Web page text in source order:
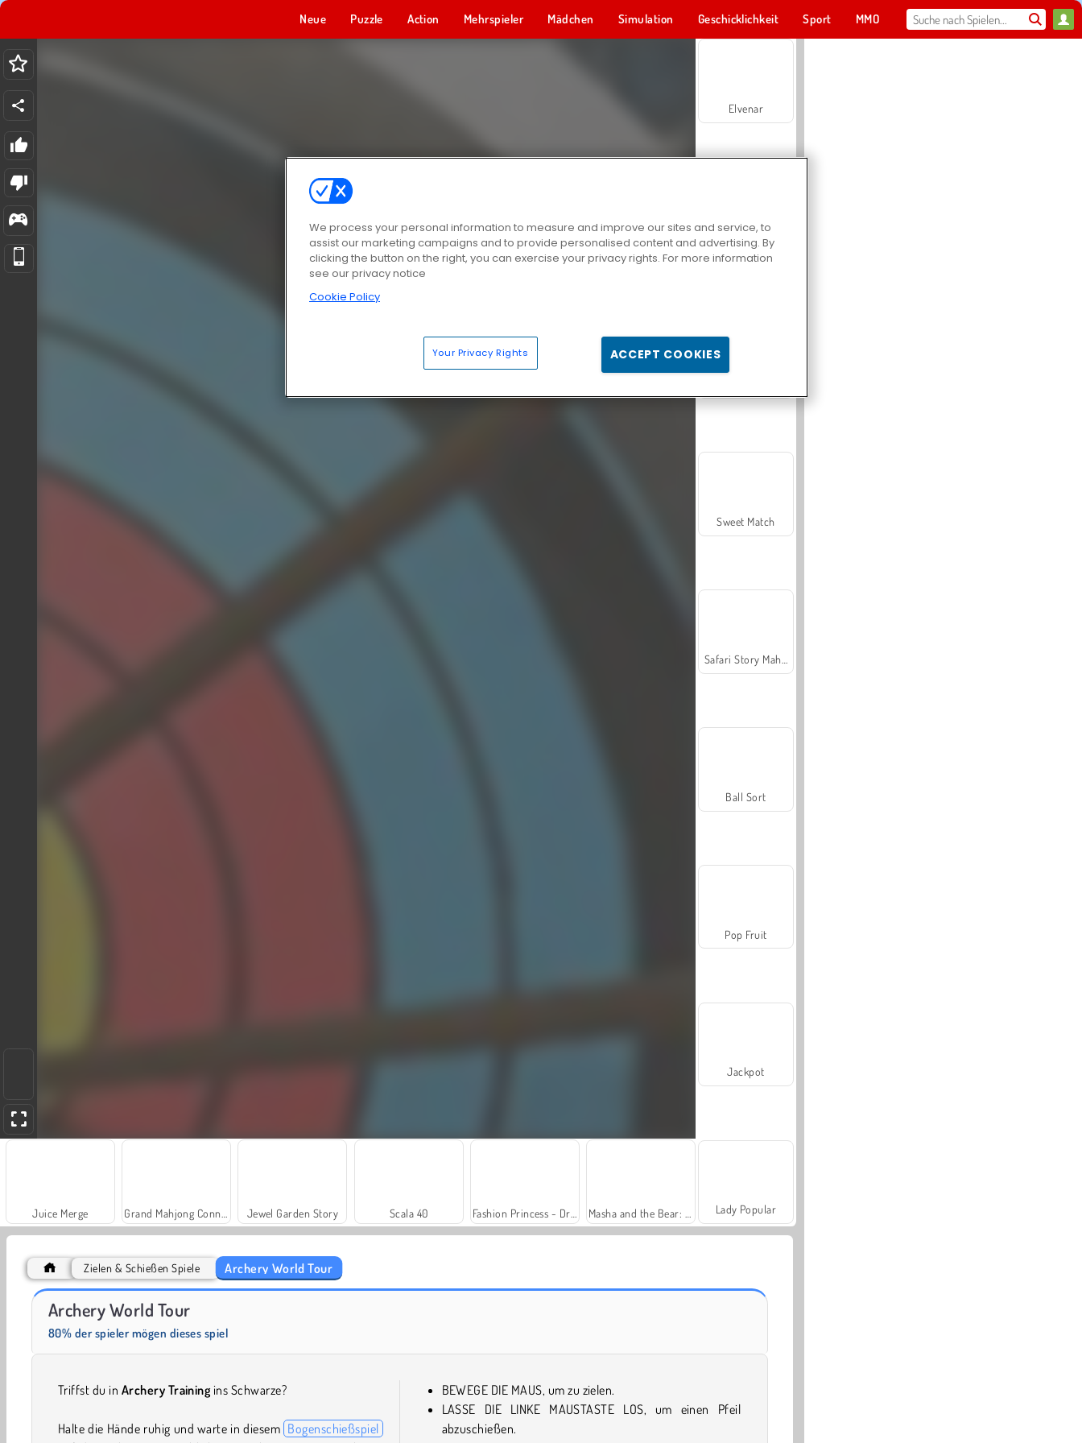
Neue Puzzle Action Mehrspieler Mädchen Simulation Geschicklichkeit Sport MMO
Juice Merge Jewel Garden Story Scala 40
Farm Merge Valley
Elvenar
Sweet Match
Ball Sort
Pop Fruit
Jackpot
Lady Popular
Zielen & Schießen Spiele Archery World Tour
Archery World Tour
80% der spieler mögen dieses spiel
Triffst du in Archery Trainingins Schwarze?
Halte die Hände ruhig und warte in diesem Bogenschießspiel
BEWEGE DIE MAUS, um zu zielen.
LASSE DIE LINKE MAUSTASTE LOS, um einen Pfeil
abzuschießen.
We process your personal information to measure and improve our sites and service, to
assist our marketing campaigns and to provide personalised content and advertising. By
clicking the button on the right, you can exercise your privacy rights. For more information
see our privacy notice
Cookie Policy
Your Privacy Rights ACCEPT COOKIES